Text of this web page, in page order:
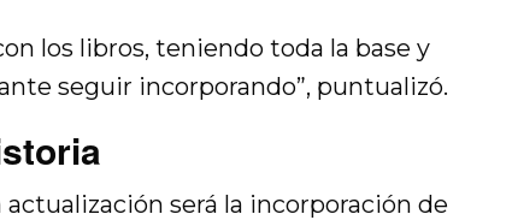
los libros, teniendo toda la base y
seguir incorporando”, puntualizó.
será la incorporación de